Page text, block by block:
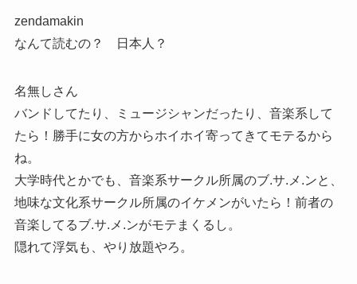
zendamakin
なんて読むの？ 日本人？
名無しさん
バンドしてたり、ミュージシャンだったり、音楽系して
たら！勝手に女の方からホイホイ寄ってきてモテるから
ね。
大学時代とかでも、音楽系サークル所属のブ.サ.メ.ンと、
地味な文化系サークル所属のイケメンがいたら！前者の
音楽してるブ.サ.メ.ンがモテまくるし。
隠れて浮気も、やり放題やろ。